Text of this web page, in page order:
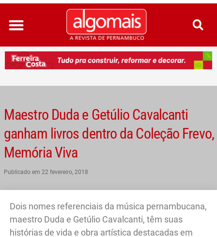
Ir
para
conteúdo
Maestro Duda e Getúlio Cavalcanti
ganham livros dentro da Coleção Frevo,
Memória Viva
Publicado em 22 fevereiro, 2018
Dois nomes referenciais da música pernambucana,
maestro Duda e Getúlio Cavalcanti, têm suas
histórias de vida e obra artística destacadas em